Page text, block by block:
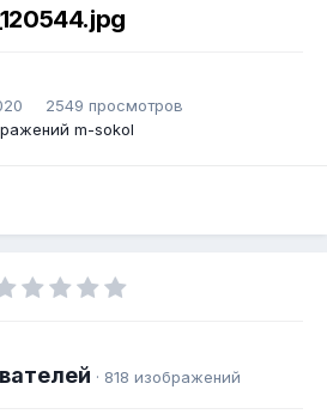
2549 просмотров
m-sokol
· 818 изображений